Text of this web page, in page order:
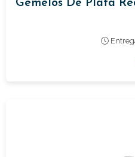
Gemelos De Plata